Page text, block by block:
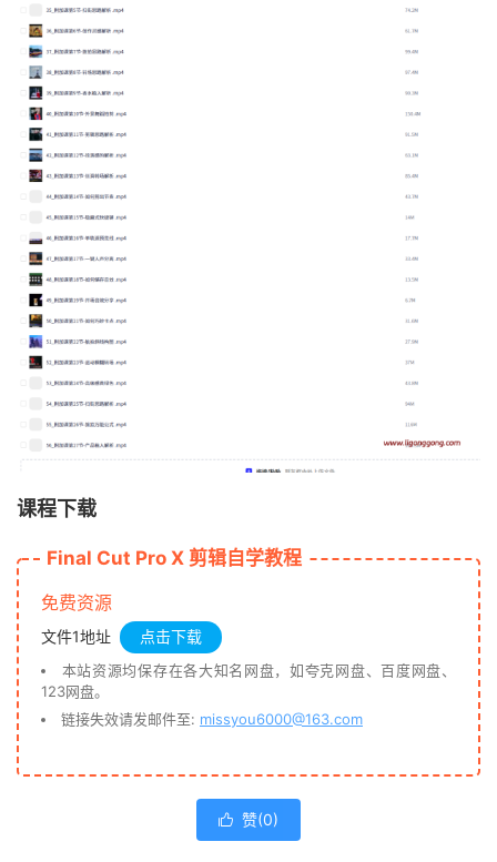
课程下载
Final Cut Pro X 剪辑自学教程
免费资源
文件1地址 点击下载
本站资源均保存在各大知名网盘，如夸克网盘、百度网盘、
123网盘。
链接失效请发邮件至: missyou6000@163.com
 赞(0)